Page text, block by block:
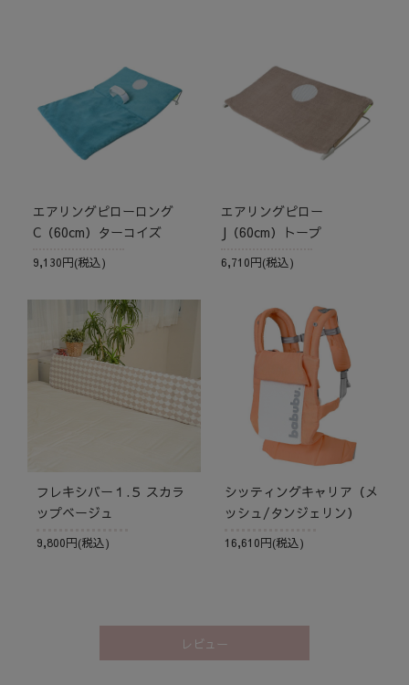
エアリングピローロング
C（60cm）ターコイズ
9,130円(税込)
エアリングピロー
J（60cm）トープ
6,710円(税込)
フレキシバー１.５ スカラ
ップベージュ
9,800円(税込)
シッティングキャリア（メ
ッシュ/タンジェリン）
16,610円(税込)
レビュー